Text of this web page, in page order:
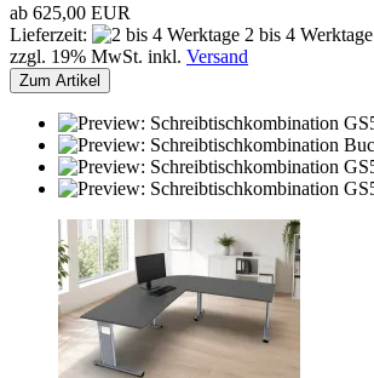
ab 625,00 EUR
Lieferzeit:
2 bis 4 Werktage
zzgl. 19% MwSt. inkl. Versand
Zum Artikel